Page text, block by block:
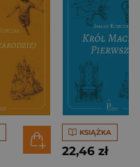
KSIĄŻKA
22,46 zł